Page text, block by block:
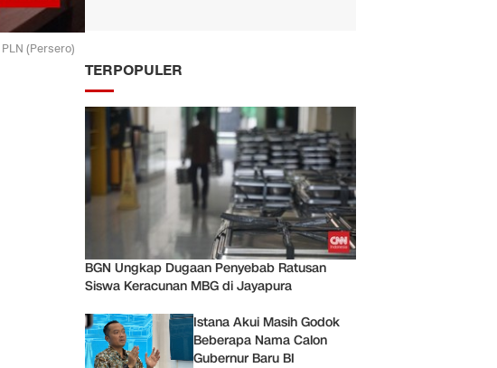
(Persero)
TERPOPULER
BGN Ungkap Dugaan Penyebab Ratusan
Siswa Keracunan MBG di Jayapura
Istana Akui Masih Godok
Beberapa Nama Calon
Gubernur Baru BI